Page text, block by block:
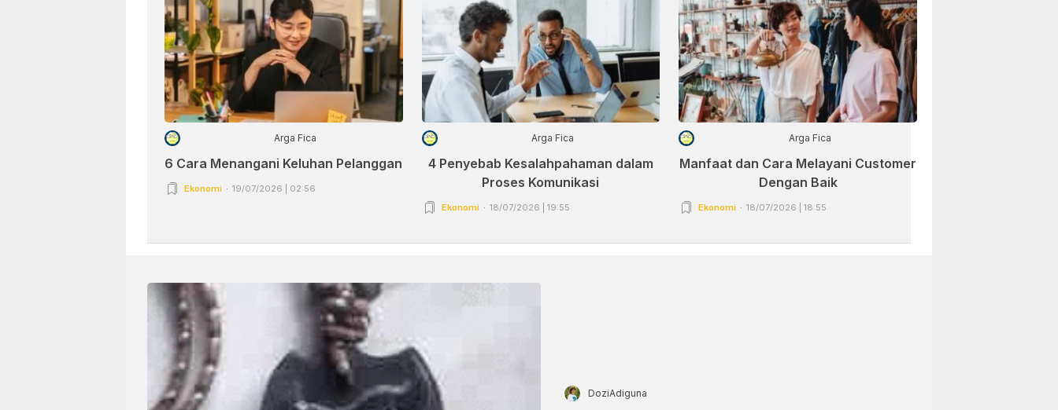
Arga Fica
6 Cara Menangani Keluhan Pelanggan
Ekonomi 19/07/2026 | 02:56
Arga Fica
4 Penyebab Kesalahpahaman dalam
Proses Komunikasi
Ekonomi 18/07/2026 | 19:55
Arga Fica
Manfaat dan Cara Melayani Customer
Dengan Baik
Ekonomi 18/07/2026 | 18:55
DoziAdiguna